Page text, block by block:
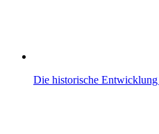
Die historische